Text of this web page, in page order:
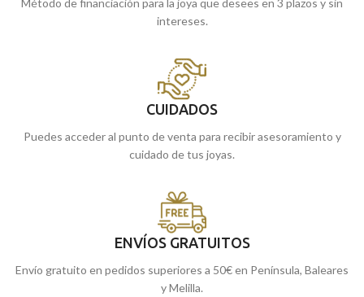
intereses.
CUIDADOS
Puedes acceder al punto de venta para recibir asesoramiento y
cuidado de tus joyas.
ENVÍOS GRATUITOS
Envío gratuito en pedidos superiores a 50€ en Península, Baleares
y Melilla.